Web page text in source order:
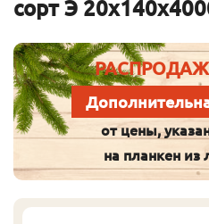
сорт Э
от цены,
на планкен из